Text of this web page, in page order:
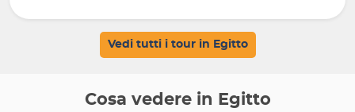
Vedi tutti i tour in Egitto
Cosa vedere in Egitto